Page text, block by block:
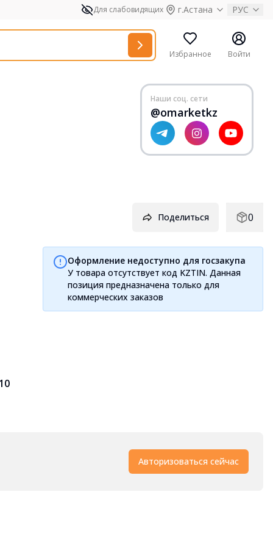
Для слабовидящих г.Астана РУС
Избранное Войти
Наши соц. сети
@omarketkz
Поделиться 0
Оформление недоступно для госзакупа
У товара отсутствует код KZTIN. Данная
позиция предназначена только для
коммерческих заказов
Авторизоваться сейчас